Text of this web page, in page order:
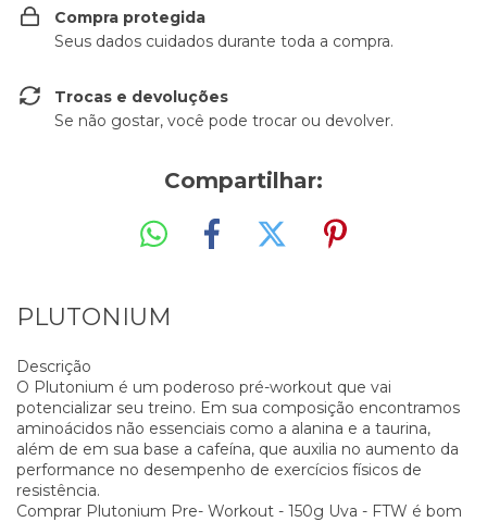
Compra protegida
Seus dados cuidados durante toda a compra.
Trocas e devoluções
Se não gostar, você pode trocar ou devolver.
Compartilhar:
PLUTONIUM
Descrição
O Plutonium é um poderoso pré-workout que vai
potencializar seu treino. Em sua composição encontramos
aminoácidos não essenciais como a alanina e a taurina,
além de em sua base a cafeína, que auxilia no aumento da
performance no desempenho de exercícios físicos de
resistência.
Comprar Plutonium Pre- Workout - 150g Uva - FTW é bom